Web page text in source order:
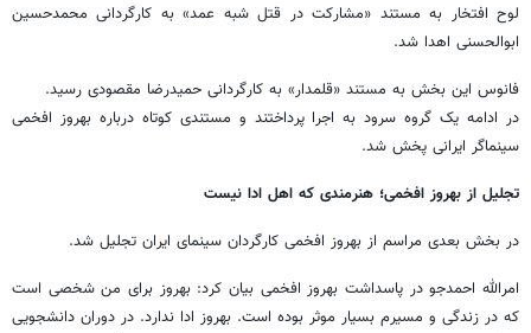
لوح افتخار به مستند «مشارکت در قتل شبه عمد» به کارگردانی محمدحسین
ابوالحسنی اهدا شد.
فانوس این بخش به مستند «قلمدار» به کارگردانی حمیدرضا مقصودی رسید.
در ادامه یک گروه سرود به اجرا پرداختند و مستندی کوتاه درباره بهروز افخمی
سینماگر ایرانی پخش شد.
تجلیل از بهروز افخمی؛ هنرمندی که اهل ادا نیست
در بخش بعدی مراسم از بهروز افخمی کارگردان سینمای ایران تجلیل شد.
امرالله احمدجو در پاسداشت بهروز افخمی بیان کرد: بهروز برای من شخصی است
که در زندگی و مسیرم بسیار موثر بوده است. بهروز ادا ندارد. در دوران دانشجویی